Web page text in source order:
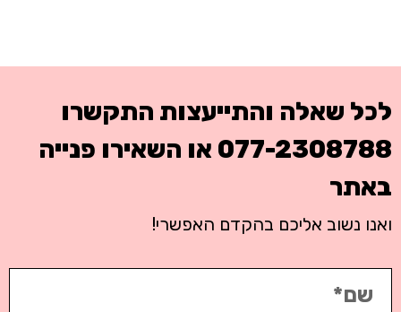
לכל שאלה והתייעצות התקשרו
077-2308788 או השאירו פנייה
באתר
ואנו נשוב אליכם בהקדם האפשרי!